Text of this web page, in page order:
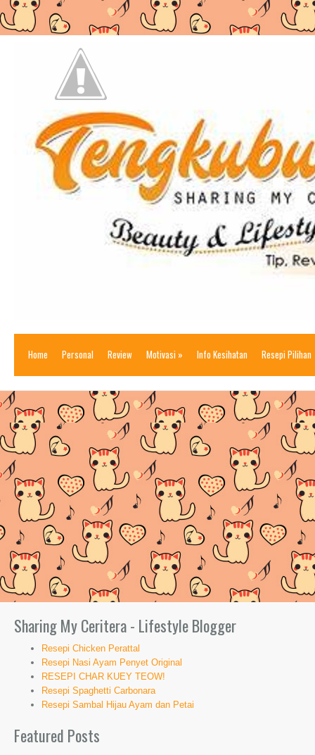
Home Personal Review Motivasi » Info Kesihatan Resepi Pilihan
Sharing My Ceritera - Lifestyle Blogger
Resepi Chicken Perattal
Resepi Nasi Ayam Penyet Original
RESEPI CHAR KUEY TEOW!
Resepi Spaghetti Carbonara
Resepi Sambal Hijau Ayam dan Petai
Featured Posts